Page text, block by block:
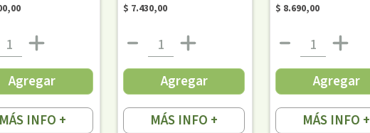
Agregar
MÁS INFO +
$ 7.430,00
Agregar
MÁS INFO +
$ 8.690,00
Agregar
MÁS INFO +